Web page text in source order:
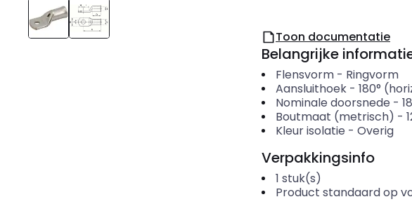
Toon documentatie
Belangrijke
Flensvorm- Ringvorm
Aansluithoek- 180°
Nominale doorsnede -
Boutmaat (metrisch) -
Kleur isolatie - Overig
Verpakkingsinfo
1 stuk(s)
Product standaard op